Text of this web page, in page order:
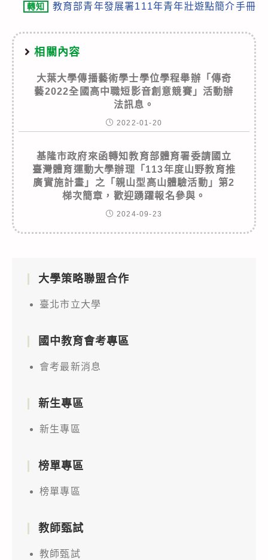
轉知 教育部青年發展署111年青年壯遊點簡介手冊
相關內容
大葉大學傳播藝術學士學位學程舉辦「傳奇
藝2022全國高中職短影音創意競賽」活動辦
法訊息。
2022-01-20
基隆市政府來函轉知教育部體育署委請國立
臺灣體育運動大學辦理「113年度山野教育推
廣實施計畫」之「親山型高山體驗活動」第2
梯次簡章，歡迎踴躍報名參與。
2024-09-23
大學策略聯盟合作
臺北市立大學
國中教育會考專區
會考最新消息
新生專區
新生專區
榜單專區
榜單專區
教師甄試
教師甄試